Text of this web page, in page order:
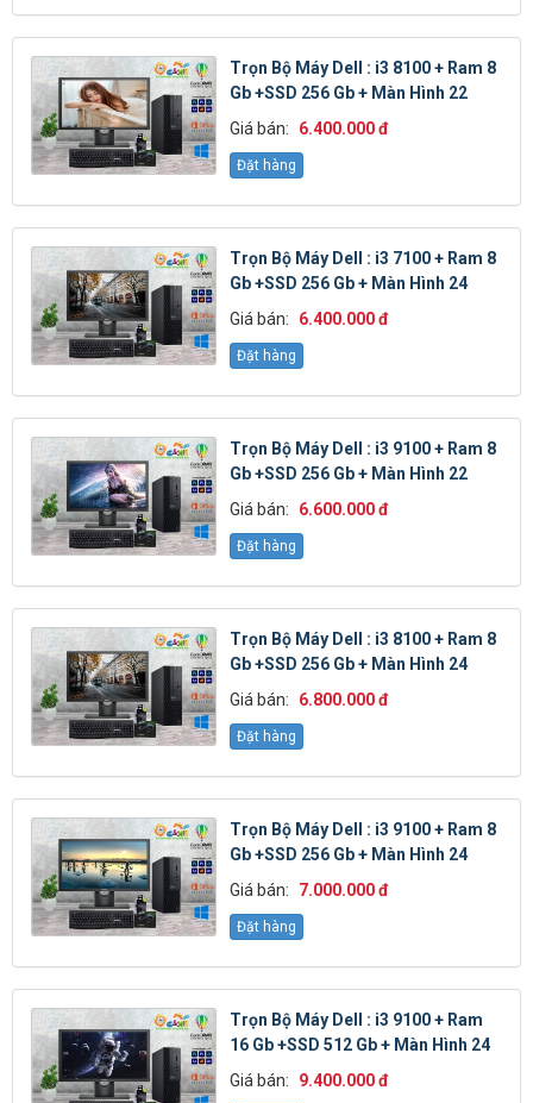
Trọn Bộ Máy Dell : i3 8100 + Ram 8
Gb +SSD 256 Gb + Màn Hình 22
Giá bán:
6.400.000 đ
Đặt hàng
Trọn Bộ Máy Dell : i3 7100 + Ram 8
Gb +SSD 256 Gb + Màn Hình 24
Giá bán:
6.400.000 đ
Đặt hàng
Trọn Bộ Máy Dell : i3 9100 + Ram 8
Gb +SSD 256 Gb + Màn Hình 22
Giá bán:
6.600.000 đ
Đặt hàng
Trọn Bộ Máy Dell : i3 8100 + Ram 8
Gb +SSD 256 Gb + Màn Hình 24
Giá bán:
6.800.000 đ
Đặt hàng
Trọn Bộ Máy Dell : i3 9100 + Ram 8
Gb +SSD 256 Gb + Màn Hình 24
Giá bán:
7.000.000 đ
Đặt hàng
Trọn Bộ Máy Dell : i3 9100 + Ram
16 Gb +SSD 512 Gb + Màn Hình 24
Giá bán:
9.400.000 đ